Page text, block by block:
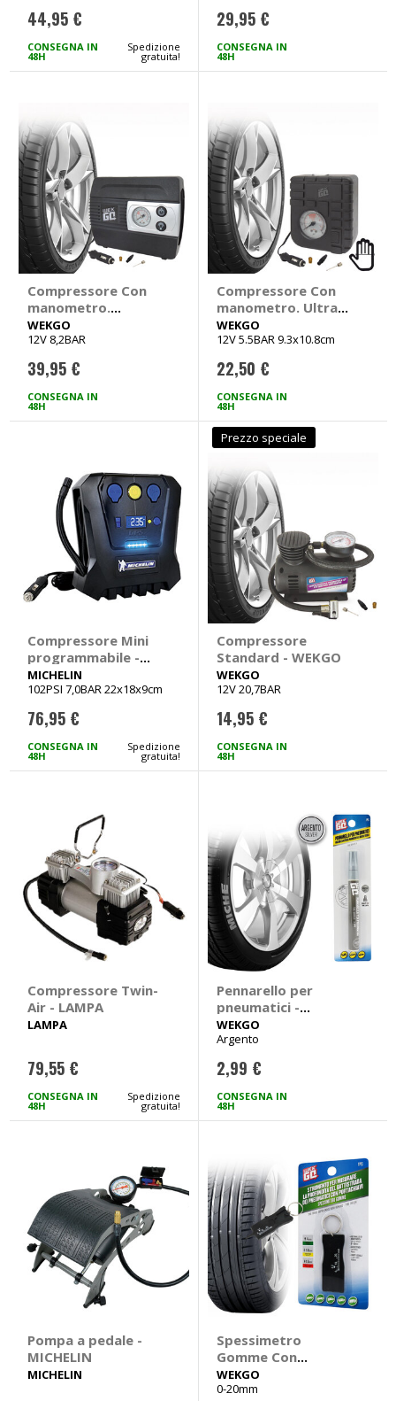
44,95 €
CONSEGNA IN
48H
Spedizione
gratuita!
29,95 €
CONSEGNA IN
48H
Compressore Con
manometro.
Multifunzione -
WEKGO
WEKGO
12V 8,2BAR
39,95 €
CONSEGNA IN
48H
Compressore Con
manometro. Ultra
compatto - WEKGO
WEKGO
12V 5.5BAR 9.3x10.8cm
22,50 €
CONSEGNA IN
48H
Compressore Mini
programmabile -
MICHELIN
MICHELIN
102PSI 7,0BAR 22x18x9cm
76,95 €
CONSEGNA IN
48H
Spedizione
gratuita!
Prezzo speciale
Compressore
Standard - WEKGO
WEKGO
12V 20,7BAR
14,95 €
CONSEGNA IN
48H
Compressore Twin-
Air - LAMPA
LAMPA
79,55 €
CONSEGNA IN
48H
Spedizione
gratuita!
Pennarello per
pneumatici -
WEKGO
WEKGO
Argento
2,99 €
CONSEGNA IN
48H
Pompa a pedale -
MICHELIN
MICHELIN
Spessimetro
Gomme Con
portachiavi -
WEKGO
WEKGO
0-20mm